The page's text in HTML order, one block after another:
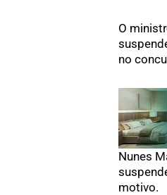
O
no
Nunes
motivo.